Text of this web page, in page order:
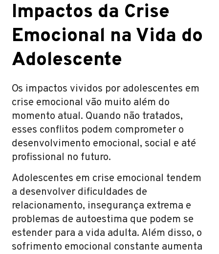
Impactos da Crise
Emocional na Vida do
Adolescente
Os impactos vividos por adolescentes em
crise emocional vão muito além do
momento atual. Quando não tratados,
esses conflitos podem comprometer o
desenvolvimento emocional, social e até
profissional no futuro.
Adolescentes em crise emocional tendem
a desenvolver dificuldades de
relacionamento, insegurança extrema e
problemas de autoestima que podem se
estender para a vida adulta. Além disso, o
sofrimento emocional constante aumenta